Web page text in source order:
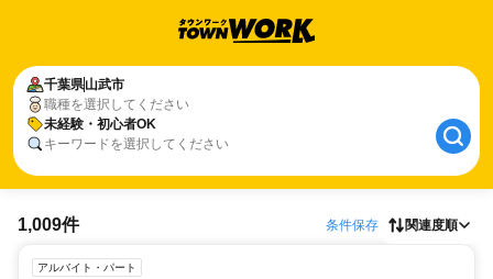
千葉県山武市
職種を選択してください
未経験・初心者OK
キーワードを選択してください
1,009件 条件保存 関連度順
アルバイト・パート